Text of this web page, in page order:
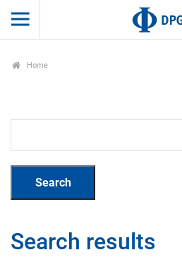
Home
Search results